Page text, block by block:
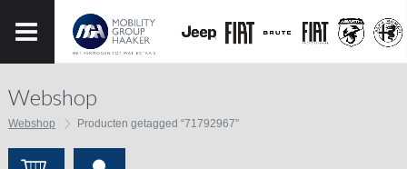
Webshop
Webshop Producten getagged “71792967”